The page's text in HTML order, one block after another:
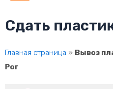
Сдать
Главная страница » Вывоз
Рог